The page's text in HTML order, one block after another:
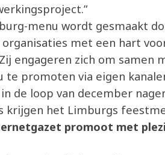
menu wordt gesmaakt
met een hart
engageren zich om samen
te promoten via eigen
de loop van december
krijgen het Limburgs
promoot met